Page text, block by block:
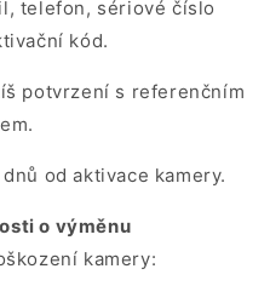
telefon, sériové číslo
kód.
potvrzení s referenčním
od aktivace kamery.
o výměnu
kamery: